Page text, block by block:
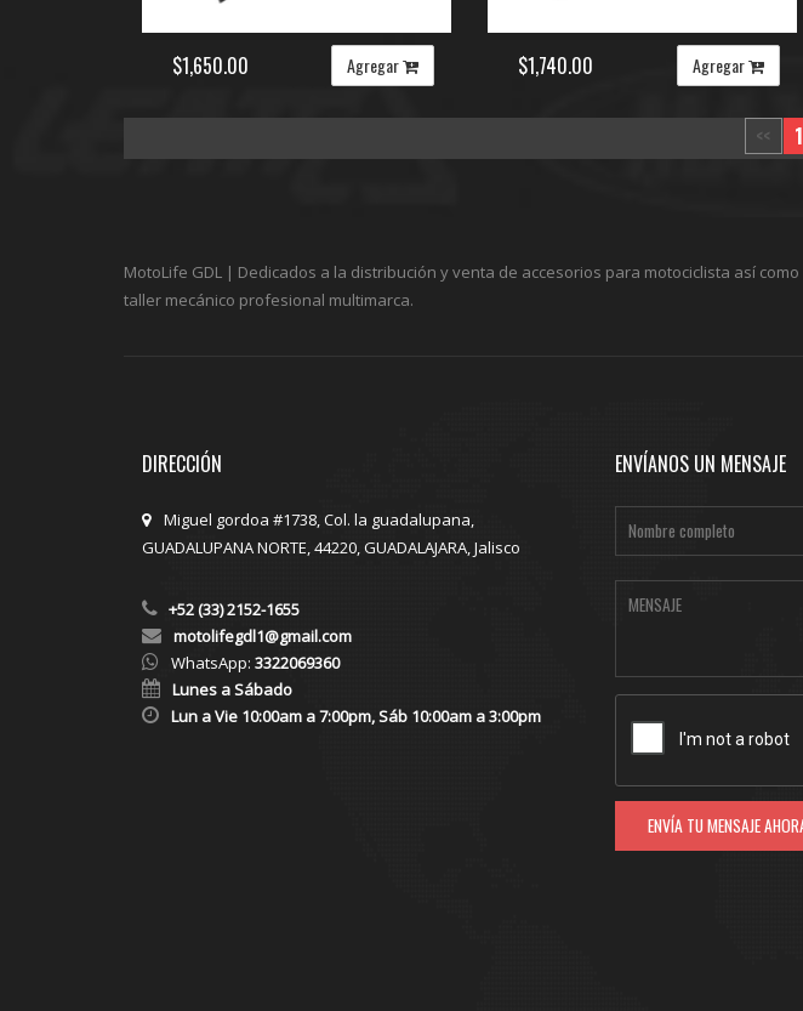
$1,650.00 Agregar $1,740.00 Agregar
<< 1
MotoLife GDL | Dedicados a la distribución y venta de accesorios para motociclista así como
taller mecánico profesional multimarca.
DIRECCIÓN
Miguel gordoa #1738, Col. la guadalupana,
GUADALUPANA NORTE, 44220, GUADALAJARA, Jalisco
+52 (33) 2152-1655
motolifegdl1@gmail.com
WhatsApp: 3322069360
Lunes a Sábado
Lun a Vie 10:00am a 7:00pm, Sáb 10:00am a 3:00pm
ENVÍANOS UN MENSAJE